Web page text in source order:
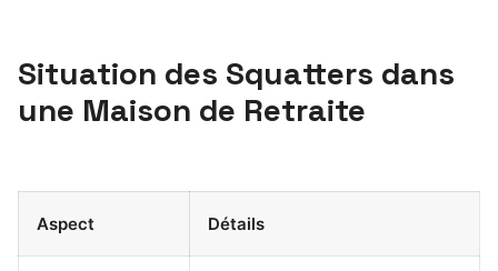
Situation des Squatters dans
une Maison de Retraite
Aspect Détails